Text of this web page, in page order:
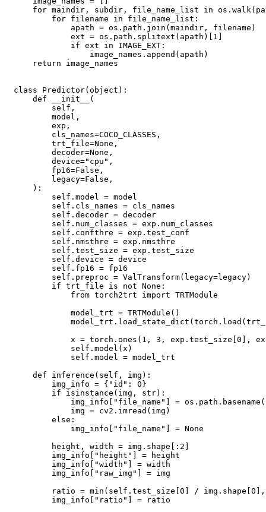
for maindir , subdir , file_name_list in os . walk (
for filename in file_name_list :
            apath
= os . path . join (maindir , filename )
            ext
= os . path . splitext ( apath ) [ 1 ]
if ext in IMAGE_EXT :
                image_names
. append ( apath )
return image_names
class Predictor(object ) :
def
__init__
(
        self
,
        model
,
        exp
,
        cls_names
=COCO_CLASSES ,
        trt_file
=None ,
        decoder
=None ,
        device
="cpu" ,
        fp16
=False ,
        legacy
=False ,
) :
        self
. model = model
        self
. cls_names = cls_names
        self
. decoder = decoder
        self
. num_classes = exp . num_classes
        self
. confthre = exp . test_conf
        self
. nmsthre = exp . nmsthre
        self
. test_size = exp . test_size
        self
. device = device
        self
. fp16 = fp16
        self
. preproc = ValTransform( legacy=legacy)
if trt_file is not None :
from torch2trt import TRTModule
            model_trt
= TRTModule ( )
            model_trt
. load_state_dict (torch . load (
            x
= torch . ones ( 1 , 3 , exp . test_size [0 ] ,
            self
. model ( x )
            self
. model = model_trt
def
inference ( self , img ) :
        img_info
= { "id" : 0}
if
isinstance ( img , str) :
            img_info
[ "file_name" ] = os . path . basename (
            img
= cv2 . imread ( img )
else :
            img_info
[ "file_name" ] = None
        height
, width = img . shape [ : 2 ]
        img_info
[ "height" ] = height
        img_info
[ "width" ] = width
        img_info
[ "raw_img" ] = img
        ratio
= min ( self . test_size [0 ] / img . shape [0 ] ,
        img_info
[ "ratio" ] = ratio